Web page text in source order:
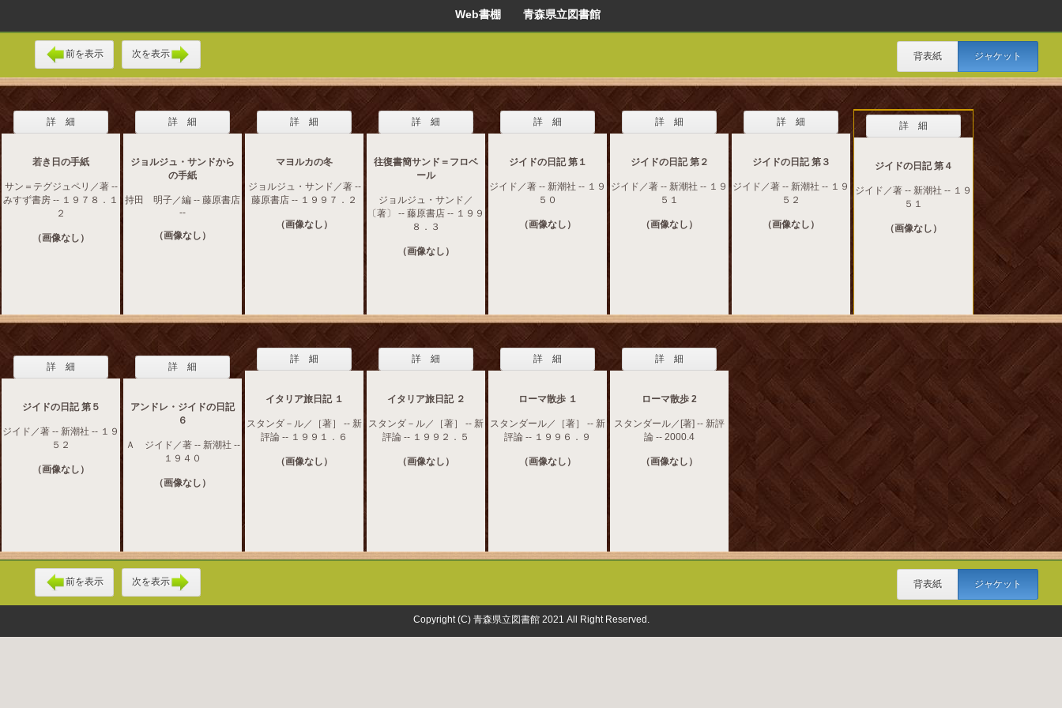
Web書棚 青森県立図書館
前を表示 次を表示 背表紙 ジャケット
詳 細
若き日の手紙
サン＝テグジュペリ／著 --
みすず書房 -- １９７８．１
２
（画像なし）
詳 細
ジョルジュ・サンドから
の手紙
持田 明子／編 -- 藤原書店
--
（画像なし）
詳 細
マヨルカの冬
ジョルジュ・サンド／著 --
藤原書店 -- １９９７．２
（画像なし）
詳 細
往復書簡サンド＝フロベ
ール
ジョルジュ・サンド／
〔著〕 -- 藤原書店 -- １９９
８．３
（画像なし）
詳 細
ジイドの日記 第１
ジイド／著 -- 新潮社 -- １９
５０
（画像なし）
詳 細
ジイドの日記 第２
ジイド／著 -- 新潮社 -- １９
５１
（画像なし）
詳 細
ジイドの日記 第３
ジイド／著 -- 新潮社 -- １９
５２
（画像なし）
詳 細
ジイドの日記 第４
ジイド／著 -- 新潮社 -- １９
５１
（画像なし）
詳 細
ジイドの日記 第５
ジイド／著 -- 新潮社 -- １９
５２
（画像なし）
詳 細
アンドレ・ジイドの日記
６
Ａ ジイド／著 -- 新潮社 --
１９４０
（画像なし）
詳 細
イタリア旅日記 １
スタンダ－ル／［著］ -- 新
評論 -- １９９１．６
（画像なし）
詳 細
イタリア旅日記 ２
スタンダ－ル／［著］ -- 新
評論 -- １９９２．５
（画像なし）
詳 細
ローマ散歩 １
スタンダール／［著］ -- 新
評論 -- １９９６．９
（画像なし）
詳 細
ローマ散歩 2
スタンダール／[著] -- 新評
論 -- 2000.4
（画像なし）
前を表示 次を表示 背表紙 ジャケット
Copyright (C) 青森県立図書館 2021 All Right Reserved.